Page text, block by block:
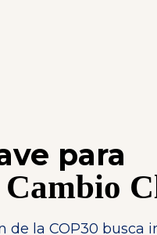
para
Cambio
de la COP30